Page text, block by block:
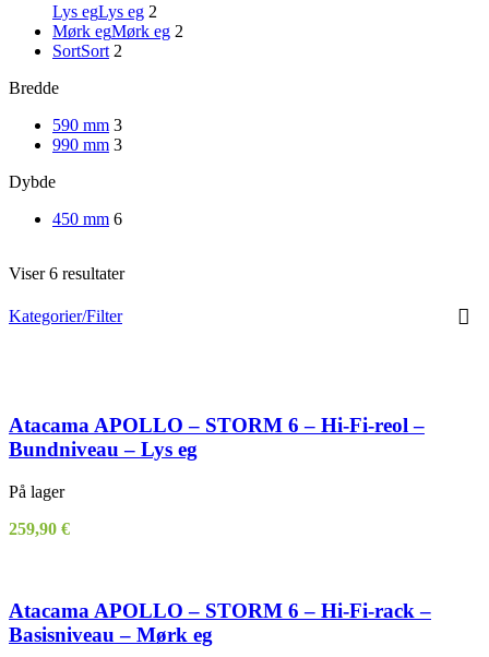
Lys egLys eg 2
Mørk egMørk eg 2
SortSort 2
Bredde
590 mm 3
990 mm 3
Dybde
450 mm 6
Viser 6 resultater
Kategorier/Filter
Atacama APOLLO – STORM 6 – Hi-Fi-reol –
Bundniveau – Lys eg
På lager
259,90 €
Atacama APOLLO – STORM 6 – Hi-Fi-rack –
Basisniveau – Mørk eg